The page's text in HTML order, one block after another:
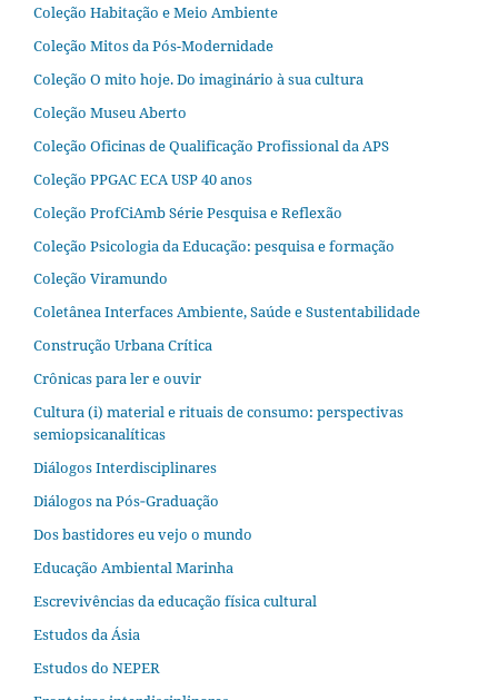
Coleção Habitação e Meio Ambiente
Coleção Mitos da Pós-Modernidade
Coleção O mito hoje. Do imaginário à sua cultura
Coleção Museu Aberto
Coleção Oficinas de Qualificação Profissional da APS
Coleção PPGAC ECA USP 40 anos
Coleção ProfCiAmb Série Pesquisa e Reflexão
Coleção Psicologia da Educação: pesquisa e formação
Coleção Viramundo
Coletânea Interfaces Ambiente, Saúde e Sustentabilidade
Construção Urbana Crítica
Crônicas para ler e ouvir
Cultura (i) material e rituais de consumo: perspectivas
semiopsicanalíticas
Diálogos Interdisciplinares
Diálogos na Pós‐Graduação
Dos bastidores eu vejo o mundo
Educação Ambiental Marinha
Escrevivências da educação física cultural
Estudos da Ásia​
Estudos do NEPER